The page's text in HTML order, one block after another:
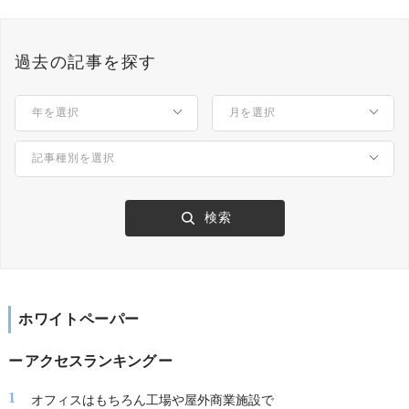
過去の記事を探す
ホワイトペーパー
アクセスランキング
1
オフィスはもちろん工場や屋外商業施設で